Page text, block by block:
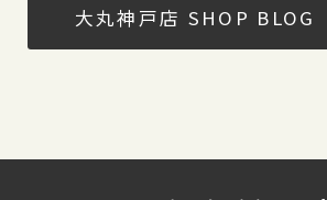
大丸神戸店 SHOP BLOG